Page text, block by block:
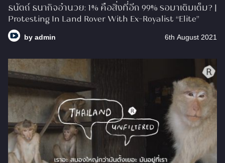
ธนัตถ์ ธนากิจอำนวย: 1% คือสิ่งที่อีก 99% รอมาเติมเต็ม? |
Protesting In Land Rover With Ex-Royalist “Elite”
byadmin 6th August 2021